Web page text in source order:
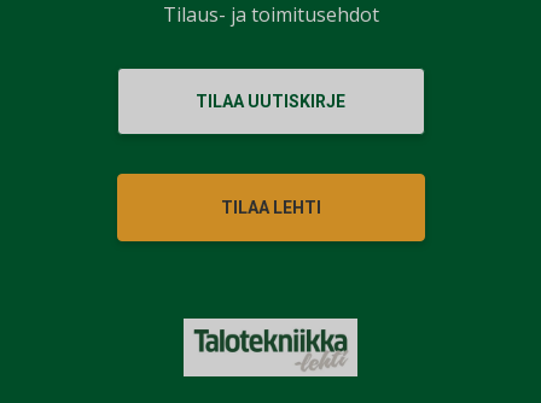
TILAA UUTISKIRJE
TILAA LEHTI
Tilaus- ja toimitusehdot